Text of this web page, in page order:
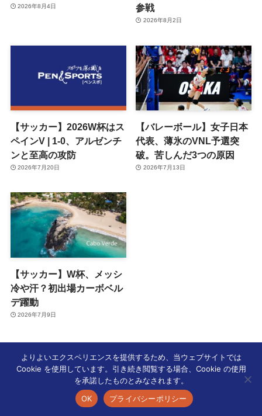
2026年8月4日
参戦
2026年8月2日
【サッカー】2026W杯はス
ペインV | 1-0、アルゼンチ
ンと至高の攻防
2026年7月20日
【バレーボール】女子日本
代表、薄氷のVNL予選突
破。苦しんだ3つの原因
2026年7月13日
【サッカー】W杯、メッシ
冷や汗？初出場カーボベル
デ躍動
2026年7月9日
よりよいエクスペリエンスを提供するため、当ウェブサイトでは
Cookie を使用しています。引き続き閲覧する場合、Cookie の使用
を承諾したものとみなされます。
OK
プライバシーポリシー